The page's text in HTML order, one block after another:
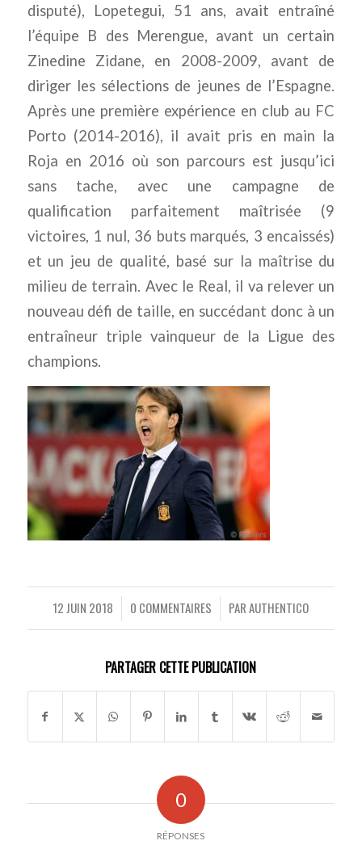
disputé), Lopetegui, 51 ans, avait entraîné
l’équipe B des Merengue, avant un certain
Zinedine Zidane, en 2008-2009, avant de
diriger les sélections de jeunes de l’Espagne.
Après une première expérience en club au FC
Porto (2014-2016), il avait pris en main la
Roja en 2016 où son parcours est jusqu’ici
sans tache, avec une campagne de
qualification parfaitement maîtrisée (9
victoires, 1 nul, 36 buts marqués, 3 encaissés)
et un jeu de qualité, basé sur la maîtrise du
milieu de terrain. Avec le Real, il va relever un
nouveau défi de taille, en succédant donc à un
entraîneur triple vainqueur de la Ligue des
champions.
12 JUIN 2018
/ 0 COMMENTAIRES
/ PARAUTHENTICO
PARTAGER CETTE PUBLICATION
0
RÉPONSES